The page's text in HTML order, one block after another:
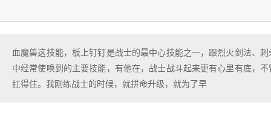
血魔兽这技能，板上钉钉是战士的最中心技能之一，跟烈火剑法、
中经常使唤到的主要技能，有他在，战士战斗起来更有心里有底，
扛得住。我刚练战士的时候，就拼命升级，就为了早